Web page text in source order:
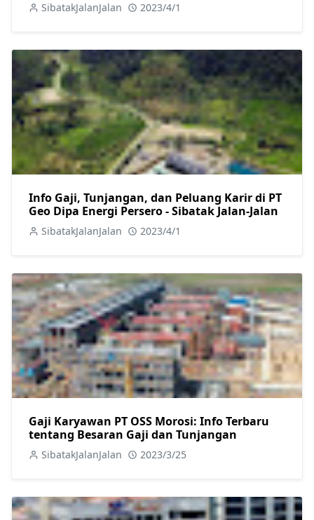
SibatakJalanJalan 2023/4/1
Info Gaji, Tunjangan, dan Peluang Karir di PT
Geo Dipa Energi Persero - Sibatak Jalan-Jalan
SibatakJalanJalan 2023/4/1
Gaji Karyawan PT OSS Morosi: Info Terbaru
tentang Besaran Gaji dan Tunjangan
SibatakJalanJalan 2023/3/25